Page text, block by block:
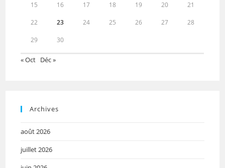
15 16 17 18 19 20 21
22 23 24 25 26 27 28
29 30
« Oct Déc »
Archives
août 2026
juillet 2026